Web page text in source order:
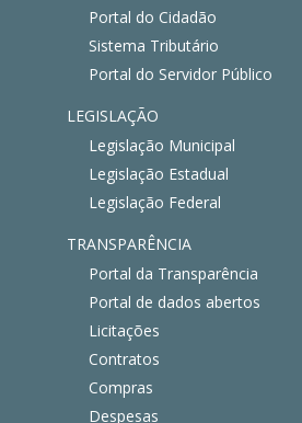
Portal do Cidadão
Sistema Tributário
Portal do Servidor Público
LEGISLAÇÃO
Legislação Municipal
Legislação Estadual
Legislação Federal
TRANSPARÊNCIA
Portal da Transparência
Portal de dados abertos
Licitações
Contratos
Compras
Despesas